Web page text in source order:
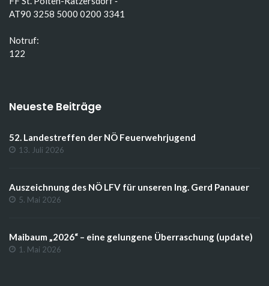
AT90 3258 5000 0200 3341
Notruf:
122
Neueste Beiträge
52. Landestreffen der NÖ Feuerwehrjugend
13. Juli 2026
Auszeichnung des NÖ LFV für unseren Ing. Gerd Panauer
5. Mai 2026
Maibaum „2026“ – eine gelungene Überraschung (update)
1. Mai 2026